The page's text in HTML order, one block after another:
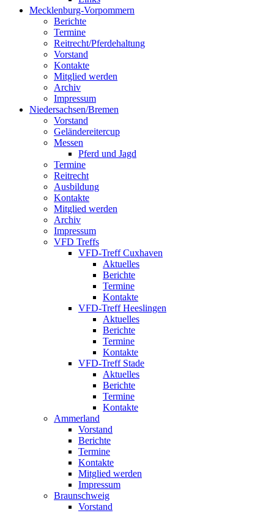
Mecklenburg-Vorpommern
Berichte
Termine
Reitrecht/Pferdehaltung
Vorstand
Kontakte
Mitglied werden
Archiv
Impressum
Niedersachsen/Bremen
Vorstand
Geländereitercup
Messen
Pferd und Jagd
Termine
Reitrecht
Ausbildung
Kontakte
Mitglied werden
Archiv
Impressum
VFD Treffs
VFD-Treff Cuxhaven
Aktuelles
Berichte
Termine
Kontakte
VFD-Treff Heeslingen
Aktuelles
Berichte
Termine
Kontakte
VFD-Treff Stade
Aktuelles
Berichte
Termine
Kontakte
Ammerland
Vorstand
Berichte
Termine
Kontakte
Mitglied werden
Impressum
Braunschweig
Vorstand